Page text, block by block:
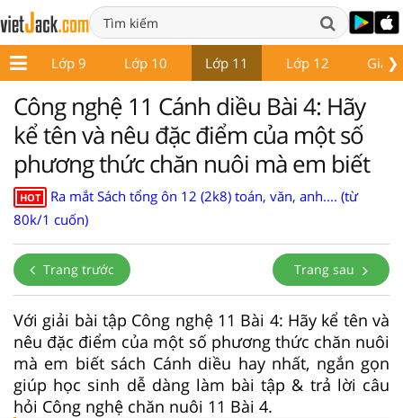
❯
8 Lớp 9 Lớp 10 Lớp 11 Lớp 12 Giáo
Công nghệ 11 Cánh diều Bài 4: Hãy
kể tên và nêu đặc điểm của một số
phương thức chăn nuôi mà em biết
HOT
Ra mắt Sách tổng ôn 12 (2k8) toán, văn, anh.... (từ
80k/1 cuốn)
Trang trước Trang sau
Với giải bài tập Công nghệ 11 Bài 4: Hãy kể tên và
nêu đặc điểm của một số phương thức chăn nuôi
mà em biết sách Cánh diều hay nhất, ngắn gọn
giúp học sinh dễ dàng làm bài tập & trả lời câu
hỏi Công nghệ chăn nuôi 11 Bài 4.